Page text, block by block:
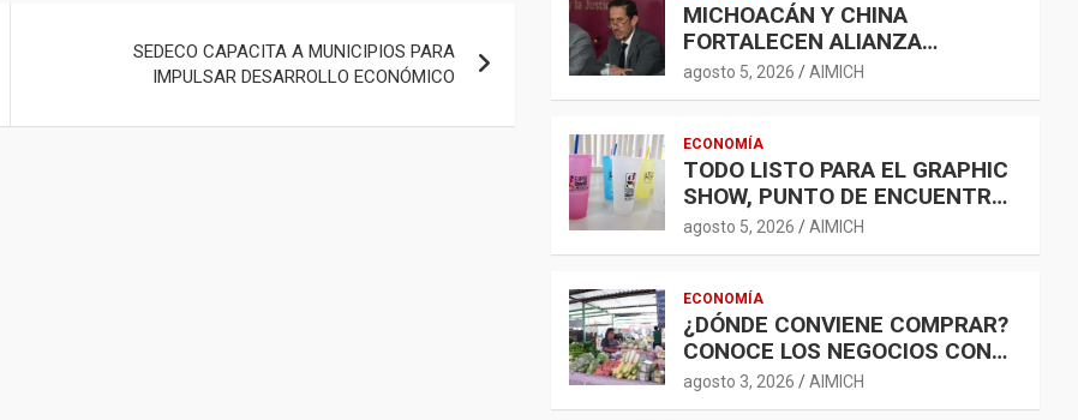
SEDECO CAPACITA A MUNICIPIOS PARA
IMPULSAR DESARROLLO ECONÓMICO
MICHOACÁN Y CHINA
FORTALECEN ALIANZA
COMERCIAL; AGROINDUSTRIA,
TECNOLOGÍA Y LOGÍSTICA
agosto 5, 2026 AIMICH
ECONOMÍA
TODO LISTO PARA EL GRAPHIC
SHOW, PUNTO DE ENCUENTRO
PARA LA INDUSTRIA GRÁFICA Y
EL DESARROLLO ECONÓMICO
agosto 5, 2026 AIMICH
ECONOMÍA
¿DÓNDE CONVIENE COMPRAR?
CONOCE LOS NEGOCIOS CON
LA CANASTA BÁSICA MÁS
ACCESIBLE
agosto 3, 2026 AIMICH